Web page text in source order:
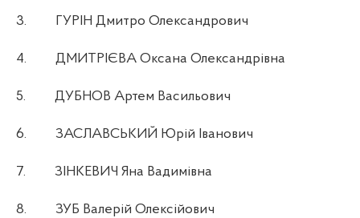
3. ГУРІН Дмитро Олександрович
4. ДМИТРІЄВА Оксана Олександрівна
5. ДУБНОВ Артем Васильович
6. ЗАСЛАВСЬКИЙ Юрій Іванович
7. ЗІНКЕВИЧ Яна Вадимівна
8. ЗУБ Валерій Олексійович